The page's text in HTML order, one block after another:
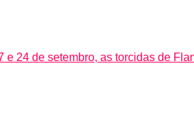
24 de setembro, as torcidas de